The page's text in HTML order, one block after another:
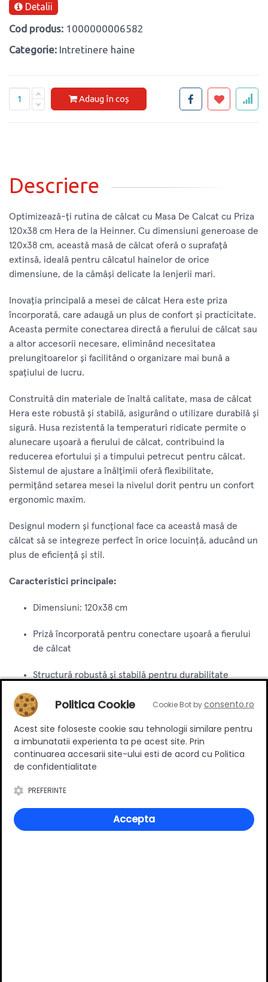
Detalii
Cod produs: 1000000006582
Categorie: Intretinere haine
Adaug în coș
Descriere
Optimizează-ți rutina de călcat cu Masa De Calcat cu Priza
120x38 cm Hera de la Heinner. Cu dimensiuni generoase de
120x38 cm, această masă de călcat oferă o suprafață
extinsă, ideală pentru călcatul hainelor de orice
dimensiune, de la cămăși delicate la lenjerii mari.
Inovația principală a mesei de călcat Hera este priza
încorporată, care adaugă un plus de confort și practicitate.
Aceasta permite conectarea directă a fierului de călcat sau
a altor accesorii necesare, eliminând necesitatea
prelungitoarelor și facilitând o organizare mai bună a
spațiului de lucru.
Construită din materiale de înaltă calitate, masa de călcat
Hera este robustă și stabilă, asigurând o utilizare durabilă și
sigură. Husa rezistentă la temperaturi ridicate permite o
alunecare ușoară a fierului de călcat, contribuind la
reducerea efortului și a timpului petrecut pentru călcat.
Sistemul de ajustare a înălțimii oferă flexibilitate,
permițând setarea mesei la nivelul dorit pentru un confort
ergonomic maxim.
Designul modern și funcțional face ca această masă de
călcat să se integreze perfect în orice locuință, aducând un
plus de eficiență și stil.
Caracteristici principale:
Dimensiuni: 120x38 cm
Priză încorporată pentru conectare ușoară a fierului
de călcat
Structură robustă și stabilă pentru durabilitate
Husă rezistentă la temperaturi ridicate pentru o
călcare eficientă
Sistem de ajustare a înălțimii pentru confort
ergonomic
Îmbunătățește-ți experiența de călcat cu Masa De Calcat
cu Priza 120x38 cm Hera de la Heinner. Cumpără acum și
Politica Cookie Cookie Bot byconsento.ro
Acest site foloseste cookie sau tehnologii similare pentru
a imbunatatii experienta ta pe acest site. Prin
continuarea accesarii site-ului esti de acord cu Politica
de confidentialitate
PREFERINTE
Accepta